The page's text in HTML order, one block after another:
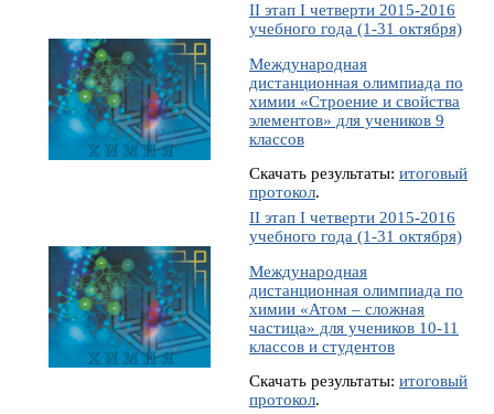
II этап I четверти 2015-2016
учебного года (1-31 октября)
Международная
дистанционная олимпиада по
химии «Строение и свойства
элементов» для учеников 9
классов
Скачать результаты: итоговый
протокол.
II этап I четверти 2015-2016
учебного года (1-31 октября)
Международная
дистанционная олимпиада по
химии «Атом – сложная
частица» для учеников 10-11
классов и студентов
Скачать результаты: итоговый
протокол.